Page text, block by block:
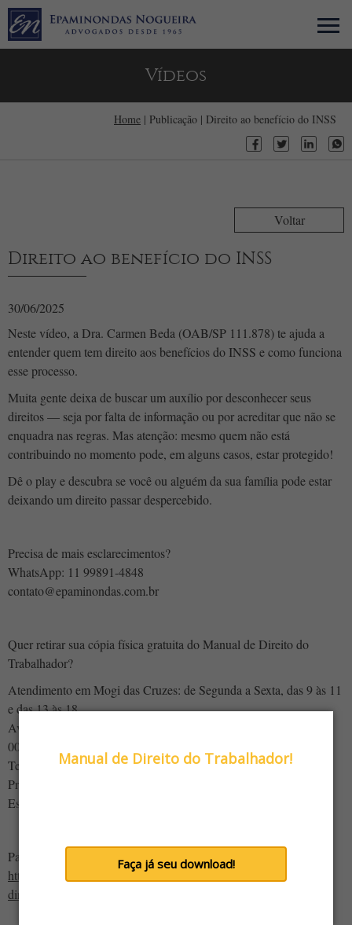
Manual de Direito do Trabalhador!
Faça já seu download!
Vídeos
Home | Publicação | Direito ao benefício do INSS
Voltar
Direito ao benefício do INSS
30/06/2025
Neste vídeo, a Dra. Carmen Beda (OAB/SP 111.878) te ajuda a
entender quem tem direito aos benefícios do INSS e como funciona
esse processo.
Muita gente deixa de buscar um auxílio por desconhecer seus
direitos — seja por falta de informação ou por acreditar que não se
enquadra nas regras. Mas atenção: mesmo quem não está
contribuindo no momento pode, em alguns casos, estar protegido!
Dê o play e descubra se você ou alguém da sua família pode estar
deixando um direito passar despercebido.
Precisa de mais esclarecimentos?
WhatsApp: 11 99891-4848
contato@epaminondas.com.br
Quer retirar sua cópia física gratuita do Manual de Direito do
Trabalhador?
Atendimento em Mogi das Cruzes: de Segunda a Sexta, das 9 às 11
e das 13 às 18.
Av. Narciso Yague Guimarães, 664, Centro Cívico, CEP 08780-
000
Tel.: (11) 4799-1510 Em frente à Justiça do Trabalho e o INSS
Próximo ao Shangai. 8 minutos a pé da Estação de Trem
Estudantes, de Mogi das Cruzes.
Para fazer o download da sua cópia digital:
https://conteudo.epaminondasnogueira.com.br/e-book-manual-de-
direito-do-trabalhador